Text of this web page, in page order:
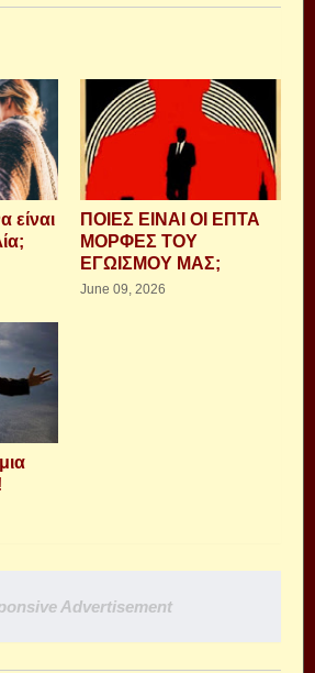
είναι
ΠΟΙΕΣ ΕΙΝΑΙ ΟΙ ΕΠΤΑ
ΜΟΡΦΕΣ ΤΟΥ
ΕΓΩΙΣΜΟΥ ΜΑΣ;
June 09, 2026
Advertisement